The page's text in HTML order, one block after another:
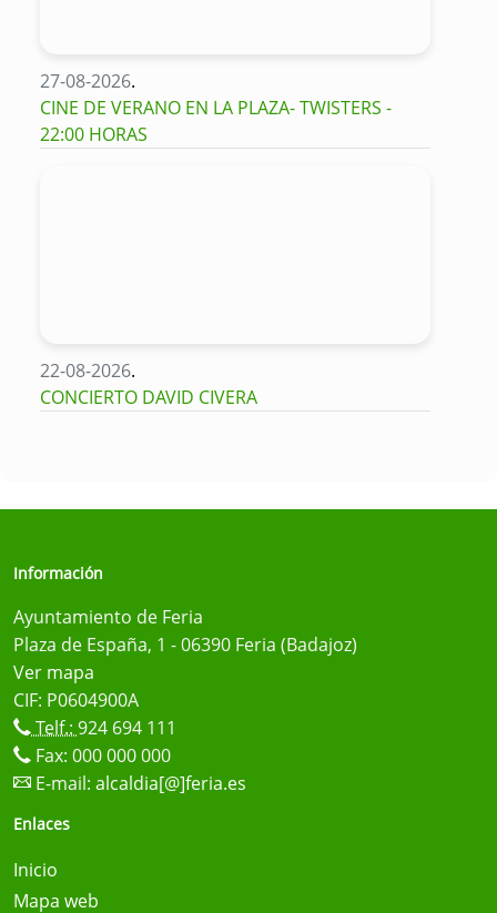
27-08-2026.
CINE DE VERANO EN LA PLAZA- TWISTERS -
22:00 HORAS
22-08-2026.
CONCIERTO DAVID CIVERA
Información
Ayuntamiento de Feria
Plaza de España, 1 - 06390 Feria (Badajoz)
Ver mapa
CIF: P0604900A
Telf.: 924 694 111
Fax: 000 000 000
E-mail: alcaldia[@]feria.es
Enlaces
Inicio
Mapa web